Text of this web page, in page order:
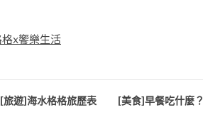
[旅遊]海水格格旅歷表 [美食]早餐吃什麼？